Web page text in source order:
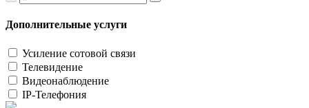
Дополнительные услуги
Усиление сотовой связи
Телевидение
Видеонаблюдение
IP-Телефония